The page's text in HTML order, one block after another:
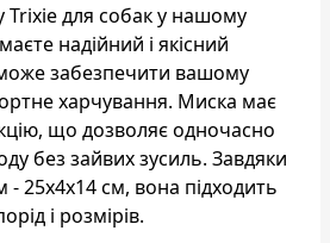
для собак у нашому
надійний і якісний
забезпечити вашому
харчування. Миска має
що дозволяє одночасно
без зайвих зусиль. Завдяки
25х4х14 см, вона підходить
і розмірів.